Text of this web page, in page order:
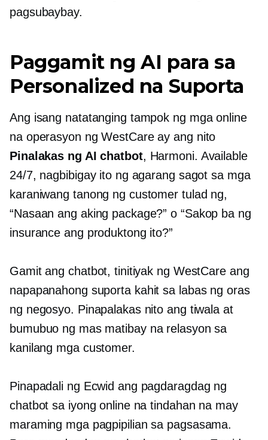
pagsubaybay.
Paggamit ng AI para sa
Personalized na Suporta
Ang isang natatanging tampok ng mga online
na operasyon ng WestCare ay ang nito
Pinalakas ng AI chatbot, Harmoni. Available
24/7, nagbibigay ito ng agarang sagot sa mga
karaniwang tanong ng customer tulad ng,
“Nasaan ang aking package?” o “Sakop ba ng
insurance ang produktong ito?”
Gamit ang chatbot, tinitiyak ng WestCare ang
napapanahong suporta kahit sa labas ng oras
ng negosyo. Pinapalakas nito ang tiwala at
bumubuo ng mas matibay na relasyon sa
kanilang mga customer.
Pinapadali ng Ecwid ang pagdaragdag ng
chatbot sa iyong online na tindahan na may
maraming mga pagpipilian sa pagsasama.